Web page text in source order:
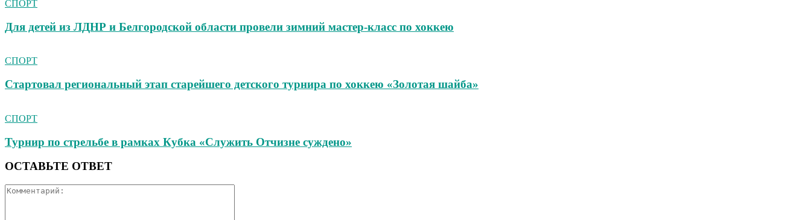
СПОРТ
Для детей из ЛДНР и Белгородской области провели зимний мастер-класс по хоккею
СПОРТ
Стартовал региональный этап старейшего детского турнира по хоккею «Золотая шайба»
СПОРТ
Турнир по стрельбе в рамках Кубка «Служить Отчизне суждено»
ОСТАВЬТЕ ОТВЕТ